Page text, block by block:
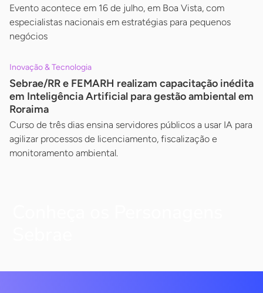
Evento acontece em 16 de julho, em Boa Vista, com
especialistas nacionais em estratégias para pequenos
negócios
Inovação & Tecnologia
Sebrae/RR e FEMARH realizam capacitação inédita
em Inteligência Artificial para gestão ambiental em
Roraima
Curso de três dias ensina servidores públicos a usar IA para
agilizar processos de licenciamento, fiscalização e
monitoramento ambiental.